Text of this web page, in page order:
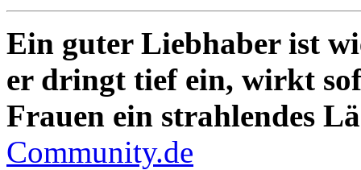
Ein guter Liebhaber ist
er dringt tief ein, wirkt
Frauen ein strahlendes
Community.de